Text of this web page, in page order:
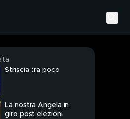
Striscia tra poco
La nostra Angela in
giro post elezioni